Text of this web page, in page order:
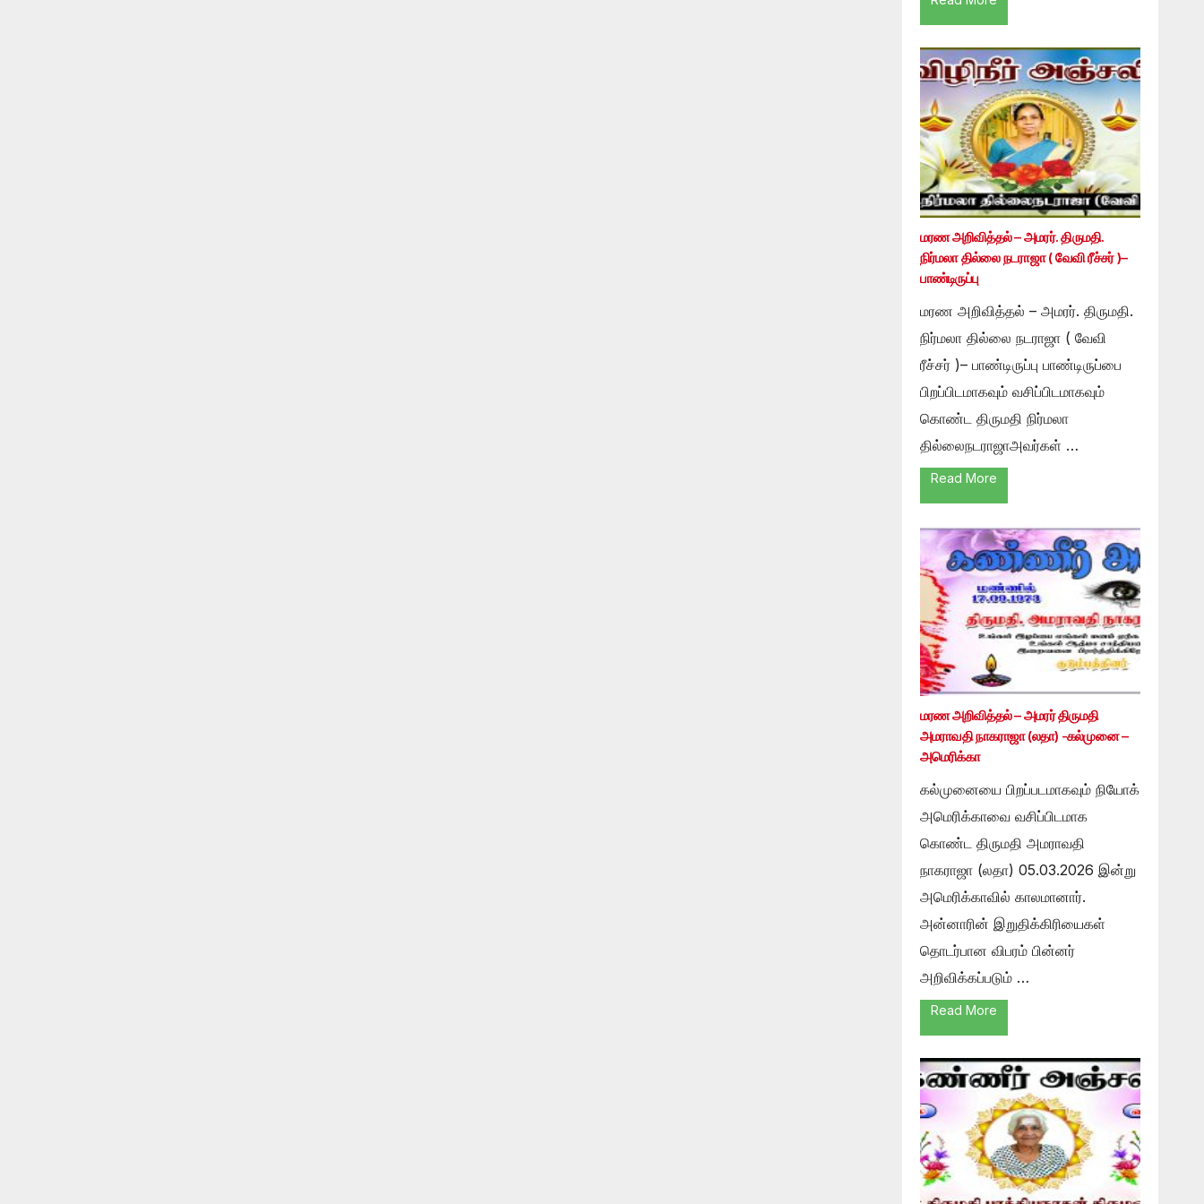
மரண அறிவித்தல் – அமரர். திருமதி.
நிர்மலா தில்லை நடராஜா ( வேவி ரீச்சர் )–
பாண்டிருப்பு
மரண அறிவித்தல் – அமரர். திருமதி.
நிர்மலா தில்லை நடராஜா ( வேவி
ரீச்சர் )– பாண்டிருப்பு பாண்டிருப்பை
பிறப்பிடமாகவும் வசிப்பிடமாகவும்
கொண்ட திருமதி நிர்மலா
தில்லைநடராஜாஅவர்கள் …
Read More
மரண அறிவித்தல் – அமரர் திருமதி
அமராவதி நாகராஜா (லதா) -கல்முனை –
அமெரிக்கா
கல்முனையை பிறப்படமாகவும் நியோக்
அமெரிக்காவை வசிப்பிடமாக
கொண்ட திருமதி அமராவதி
நாகராஜா (லதா) 05.03.2026 இன்று
அமெரிக்காவில் காலமானார்.
அன்னாரின் இறுதிக்கிரியைகள்
தொடர்பான விபரம் பின்னர்
அறிவிக்கப்படும் …
Read More